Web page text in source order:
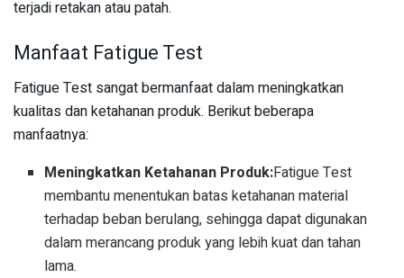
terjadi retakan atau patah.
Manfaat Fatigue Test
Fatigue Test sangat bermanfaat dalam meningkatkan
kualitas dan ketahanan produk. Berikut beberapa
manfaatnya:
Meningkatkan Ketahanan Produk:Fatigue Test
membantu menentukan batas ketahanan material
terhadap beban berulang, sehingga dapat digunakan
dalam merancang produk yang lebih kuat dan tahan
lama.